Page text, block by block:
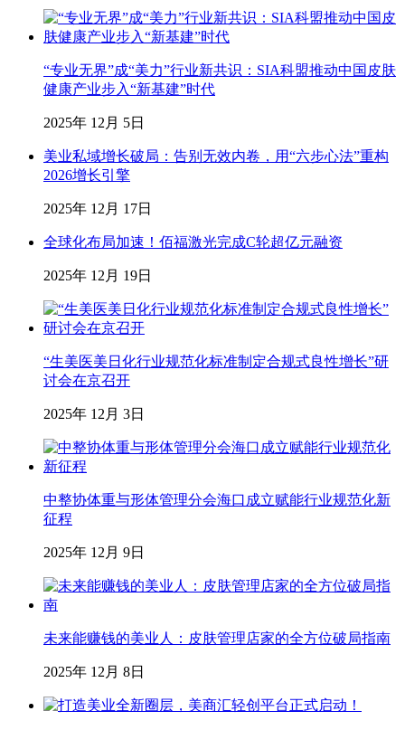
“专业无界”成“美力”行业新共识：SIA科盟推动中国皮肤
健康产业步入“新基建”时代
2025年 12月 5日
美业私域增长破局：告别无效内卷，用“六步心法”重构
2026增长引擎
2025年 12月 17日
全球化布局加速！佰福激光完成C轮超亿元融资
2025年 12月 19日
“生美医美日化行业规范化标准制定合规式良性增长”研
讨会在京召开
2025年 12月 3日
中整协体重与形体管理分会海口成立赋能行业规范化新
征程
2025年 12月 9日
未来能赚钱的美业人：皮肤管理店家的全方位破局指南
2025年 12月 8日